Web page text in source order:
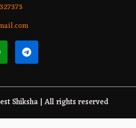
Shiksha | All rights reserved